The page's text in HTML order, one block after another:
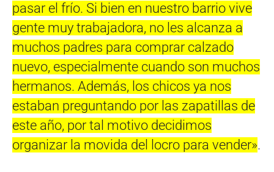
pasar el frío. Si bien en nuestro barrio vive
gente muy trabajadora, no les alcanza a
muchos padres para comprar calzado
nuevo, especialmente cuando son muchos
hermanos. Además, los chicos ya nos
estaban preguntando por las zapatillas de
este año, por tal motivo decidimos
organizar la movida del locro para vender».